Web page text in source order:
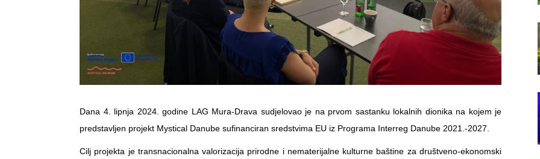
Dana 4. lipnja 2024. godine LAG Mura-Drava sudjelovao je na prvom sastanku lokalnih dionika na kojem je
predstavljen projekt Mystical Danube sufinanciran sredstvima EU iz Programa Interreg Danube 2021.-2027.
Cilj projekta je transnacionalna valorizacija prirodne i nematerijalne kulturne baštine za društveno-ekonomski